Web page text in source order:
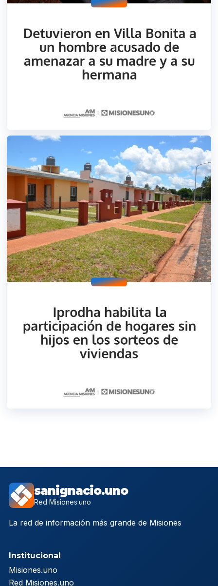
sanignacio.uno
Red Misiones.uno
La red de información más grande de Misiones
Institucional
Misiones.uno
Red Misiones.uno